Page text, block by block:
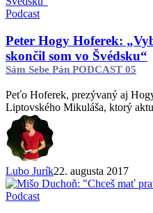
Peter
Hoferek:
„Vybral
som
sa
Paríža,
skončil
som
vo
Švédsku“
Sám
Sebe
Pán
PODCAST
Podcast
Peter Hogy Hoferek:
skončil som vo Švédsku“
Sám Sebe Pán PODCAST 05
Peťo Hoferek, prezývaný aj
Liptovského Mikuláša, ktorý
Lubo Jurík22. augusta 2017
Mišo
Podcast